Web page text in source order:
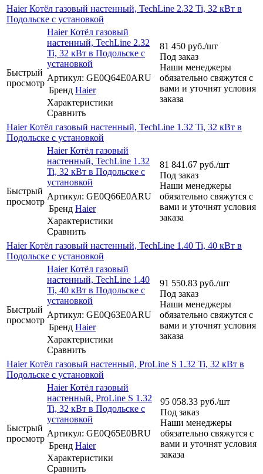
Haier Котёл газовый настенный, TechLine 2.32 Ti, 32 кВт в
Подольске с установкой
Быстрый
просмотр
Haier Котёл газовый
настенный, TechLine 2.32
Ti, 32 кВт в Подольске с
установкой
Артикул: GE0Q64E0ARU
Бренд Haier
Характеристики
Сравнить
81 450 руб./шт
Под заказ
Наши менеджеры
обязательно свяжутся с
вами и уточнят условия
заказа
Haier Котёл газовый настенный, TechLine 1.32 Ti, 32 кВт в
Подольске с установкой
Быстрый
просмотр
Haier Котёл газовый
настенный, TechLine 1.32
Ti, 32 кВт в Подольске с
установкой
Артикул: GE0Q66E0ARU
Бренд Haier
Характеристики
Сравнить
81 841.67 руб./шт
Под заказ
Наши менеджеры
обязательно свяжутся с
вами и уточнят условия
заказа
Haier Котёл газовый настенный, TechLine 1.40 Ti, 40 кВт в
Подольске с установкой
Быстрый
просмотр
Haier Котёл газовый
настенный, TechLine 1.40
Ti, 40 кВт в Подольске с
установкой
Артикул: GE0Q63E0ARU
Бренд Haier
Характеристики
Сравнить
91 550.83 руб./шт
Под заказ
Наши менеджеры
обязательно свяжутся с
вами и уточнят условия
заказа
Haier Котёл газовый настенный, ProLine S 1.32 Ti, 32 кВт в
Подольске с установкой
Быстрый
просмотр
Haier Котёл газовый
настенный, ProLine S 1.32
Ti, 32 кВт в Подольске с
установкой
Артикул: GE0Q65E0BRU
Бренд Haier
Характеристики
Сравнить
95 058.33 руб./шт
Под заказ
Наши менеджеры
обязательно свяжутся с
вами и уточнят условия
заказа